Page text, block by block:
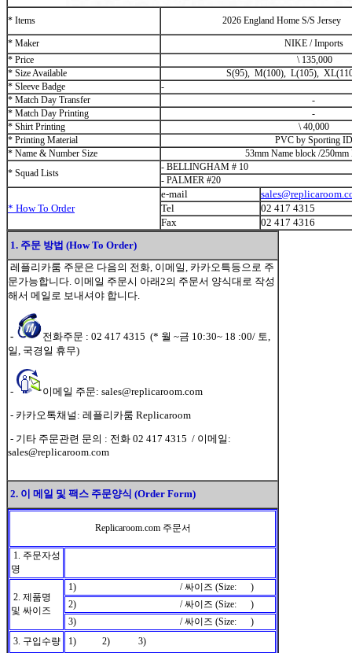
* Items 2026 England Home S/S Jersey
* Maker
NIKE / Imports
* Price
\135,000
* Size Available
S(95), M(100), L(105),
* Sleeve Badge
-
* Match Day Transfer
-
* Match Day Printing
-
* Shirt Printing
\40,000
* Printing Material
PVC by Sporting ID
* Name & Number Size
53mm Name block /250mm
* Squad Lists
- BELLINGHAM # 10
- PALMER #20
* How To Order
e-mail
Tel
02 417 4315
Fax
02 417 4316
1. 주문 방법 (How To Order)
레플리카룸 주문은 다음의 전화, 이메일, 카카오특등으로 주
문가능합니다. 이메일 주문시 아래2의 주문서 양식대로 작성
해서 메일로 보내셔야 합니다.
-
전화주문 : 02 417 4315 (* 월 ~금 10:30~ 18 :00/ 토,
일, 국경일 휴무)
-
이메일 주문: sales@replicaroom.com
- 카카오톡채널: 레플리카룸 Replicaroom
- 기타 주문관련 문의 : 전화 02 417 4315 / 이메일:
sales@replicaroom.com
2. 이 메일 및 팩스 주문양식 (Order Form)
Replicaroom.com 주문서
1. 주문자성
명
2. 제품명
및 싸이즈
1) / 싸이즈 (Size: )
2) / 싸이즈 (Size: )
3) / 싸이즈 (Size: )
3. 구입수량
1) 2) 3)